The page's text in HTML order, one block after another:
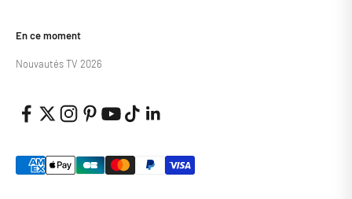
En ce moment
Nouvautés TV 2026